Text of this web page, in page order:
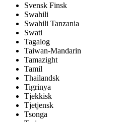
Svensk Finsk
Swahili
Swahili Tanzania
Swati
Tagalog
Taiwan-Mandarin
Tamazight
Tamil
Thailandsk
Tigrinya
Tjekkisk
Tjetjensk
Tsonga